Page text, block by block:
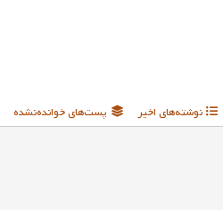
نوشته‌های اخیر پست‌های خوانده‌نشده